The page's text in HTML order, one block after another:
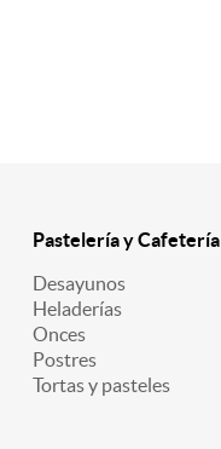
Pastelería y Cafetería
Desayunos
Heladerías
Onces
Postres
Tortas y pasteles